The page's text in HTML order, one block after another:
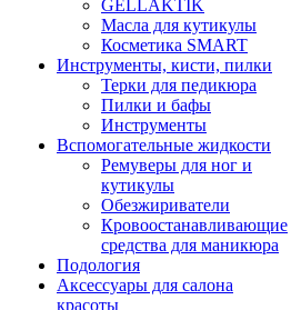
GELLAKTIK
Масла для кутикулы
Косметика SMART
Инструменты, кисти, пилки
Терки для педикюра
Пилки и бафы
Инструменты
Вспомогательные жидкости
Ремуверы для ног и
кутикулы
Обезжириватели
Кровоостанавливающие
средства для маникюра
Подология
Аксессуары для салона
красоты